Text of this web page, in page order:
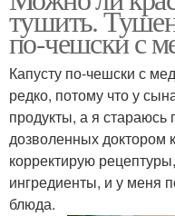
тушить.
по-чешски с
Капусту по-чешски с
редко, потому что у
продукты, а я стараюсь
дозволенных доктором
корректирую
ингредиенты, и у меня
блюда.